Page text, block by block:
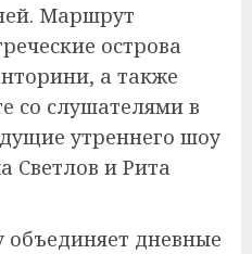
Маршрут
острова
а также
со слушателями в
утреннего шоу
Светлов и Рита
дневные